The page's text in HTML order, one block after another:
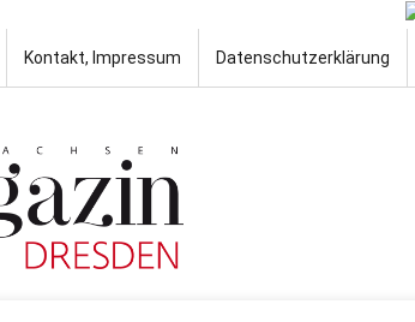
Kontakt, Impressum Datenschutzerklärung